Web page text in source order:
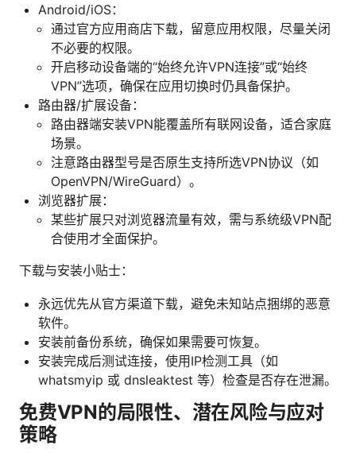
Android/iOS：
通过官方应用商店下载，留意应用权限，尽量关闭
不必要的权限。
开启移动设备端的“始终允许VPN连接”或“始终
VPN”选项，确保在应用切换时仍具备保护。
路由器/扩展设备：
路由器端安装VPN能覆盖所有联网设备，适合家庭
场景。
注意路由器型号是否原生支持所选VPN协议（如
OpenVPN/WireGuard）。
浏览器扩展：
某些扩展只对浏览器流量有效，需与系统级VPN配
合使用才全面保护。
下载与安装小贴士：
永远优先从官方渠道下载，避免未知站点捆绑的恶意
软件。
安装前备份系统，确保如果需要可恢复。
安装完成后测试连接，使用IP检测工具（如
whatsmyip 或 dnsleaktest 等）检查是否存在泄漏。
免费VPN的局限性、潜在风险与应对
策略